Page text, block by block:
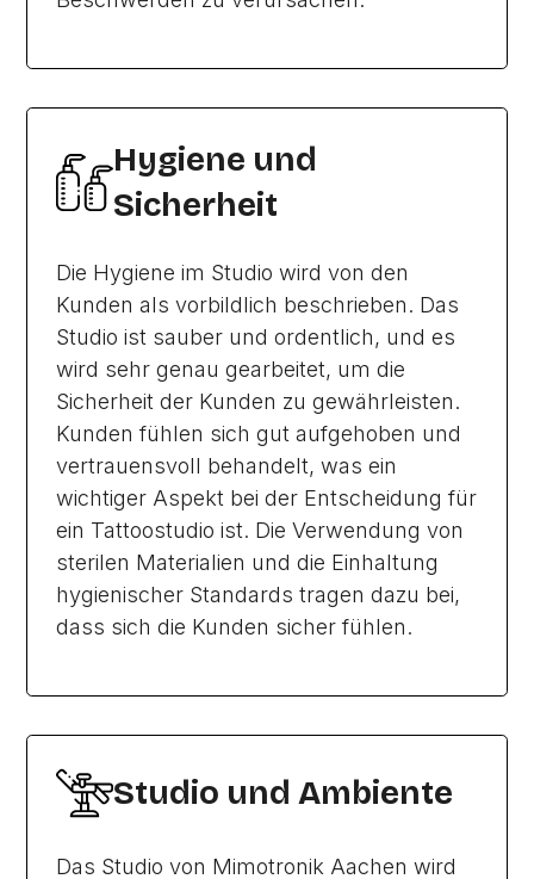
Hygiene und
Sicherheit
Die Hygiene im Studio wird von den
Kunden als vorbildlich beschrieben. Das
Studio ist sauber und ordentlich, und es
wird sehr genau gearbeitet, um die
Sicherheit der Kunden zu gewährleisten.
Kunden fühlen sich gut aufgehoben und
vertrauensvoll behandelt, was ein
wichtiger Aspekt bei der Entscheidung für
ein Tattoostudio ist. Die Verwendung von
sterilen Materialien und die Einhaltung
hygienischer Standards tragen dazu bei,
dass sich die Kunden sicher fühlen.
Studio und Ambiente
Das Studio von Mimotronik Aachen wird